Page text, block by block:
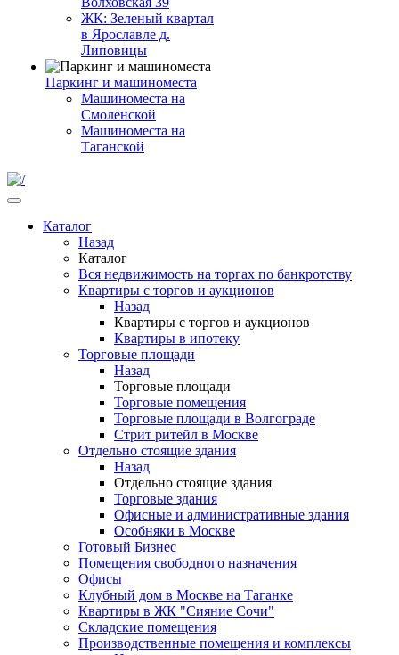
ЖК: Зеленый квартал
в Ярославле д.
Липовицы
Паркинг и машиноместа
Машиноместа на
Смоленской
Машиноместа на
Таганской
Каталог
Назад
Каталог
Вся недвижимость на торгах по банкротству
Квартиры с торгов и аукционов
Назад
Квартиры с торгов и аукционов
Квартиры в ипотеку
Торговые площади
Назад
Торговые площади
Торговые помещения
Торговые площади в Волгограде
Стрит ритейл в Москве
Отдельно стоящие здания
Назад
Отдельно стоящие здания
Торговые здания
Офисные и административные здания
Особняки в Москве
Готовый Бизнес
Помещения свободного назначения
Офисы
Клубный дом в Москве на Таганке
Квартиры в ЖК "Сияние Сочи"
Складские помещения
Производственные помещения и комплексы